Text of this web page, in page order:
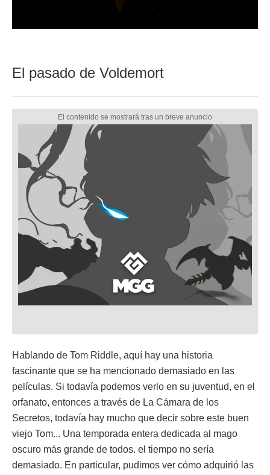
El pasado de Voldemort
Hablando de Tom Riddle, aquí hay una historia
fascinante que se ha mencionado demasiado en las
películas. Si todavía podemos verlo en su juventud, en el
orfanato, entonces a través de La Cámara de los
Secretos, todavía hay mucho que decir sobre este buen
viejo Tom... Una temporada entera dedicada al mago
oscuro más grande de todos. el tiempo no sería
demasiado. En particular, pudimos ver cómo adquirió las